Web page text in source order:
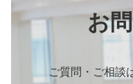
お
ご質問・ご相談